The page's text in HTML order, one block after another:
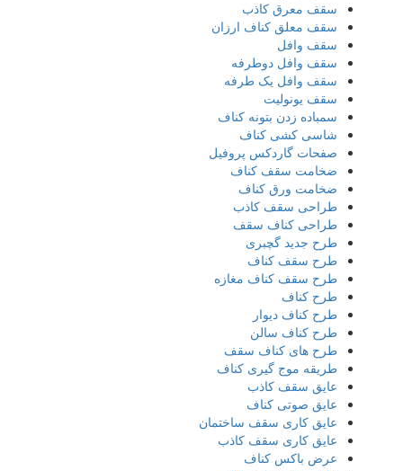
سقف معرق کاذب
سقف معلق کناف ارزان
سقف وافل
سقف وافل دوطرفه
سقف وافل یک طرفه
سقف یونولیت
سمباده زدن بتونه کناف
شاسی کشی کناف
صفحات گاردکس پروفیل
ضخامت سقف کناف
ضخامت ورق کناف
طراحی سقف کاذب
طراحی کناف سقف
طرح جدید گچبری
طرح سقف کناف
طرح سقف کناف مغازه
طرح کناف
طرح کناف دیوار
طرح کناف سالن
طرح های کناف سقف
طریقه موج گیری کناف
عایق سقف کاذب
عایق صوتی کناف
عایق کاری سقف ساختمان
عایق کاری سقف کاذب
عرض باکس کناف